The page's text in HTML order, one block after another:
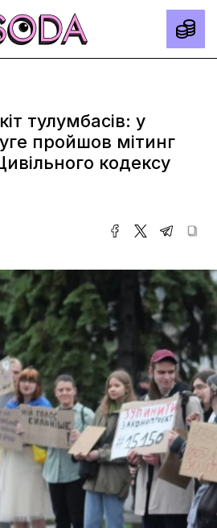
матеріалів
тулумбасів: у
пройшов мітинг
кодексу